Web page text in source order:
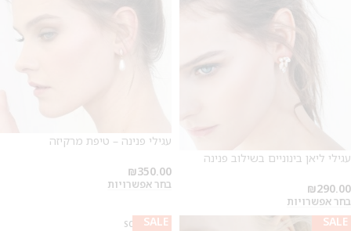
עגילי ליאן בינוניים בשילוב פנינה
₪290.00
בחר אפשרויות
עגילי פנינה – טיפת מרקיזה
₪350.00
בחר אפשרויות
SALE
SOLD OUT
SALE